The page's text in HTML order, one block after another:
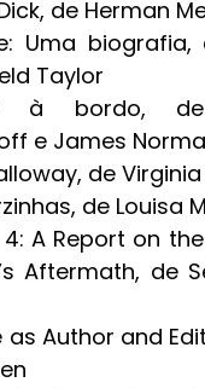
de Herman
Uma biografia,
Taylor
à bordo, de
e James
de
de Louisa
4: A Report on
Aftermath, de
as Author and